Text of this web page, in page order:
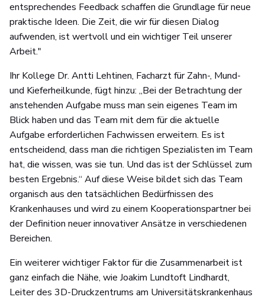
entsprechendes Feedback schaffen die Grundlage für neue
praktische Ideen. Die Zeit, die wir für diesen Dialog
aufwenden, ist wertvoll und ein wichtiger Teil unserer
Arbeit."
Ihr Kollege Dr. Antti Lehtinen, Facharzt für Zahn-, Mund-
und Kieferheilkunde, fügt hinzu: „Bei der Betrachtung der
anstehenden Aufgabe muss man sein eigenes Team im
Blick haben und das Team mit dem für die aktuelle
Aufgabe erforderlichen Fachwissen erweitern. Es ist
entscheidend, dass man die richtigen Spezialisten im Team
hat, die wissen, was sie tun. Und das ist der Schlüssel zum
besten Ergebnis.“ Auf diese Weise bildet sich das Team
organisch aus den tatsächlichen Bedürfnissen des
Krankenhauses und wird zu einem Kooperationspartner bei
der Definition neuer innovativer Ansätze in verschiedenen
Bereichen.
Ein weiterer wichtiger Faktor für die Zusammenarbeit ist
ganz einfach die Nähe, wie Joakim Lundtoft Lindhardt,
Leiter des 3D-Druckzentrums am Universitätskrankenhaus